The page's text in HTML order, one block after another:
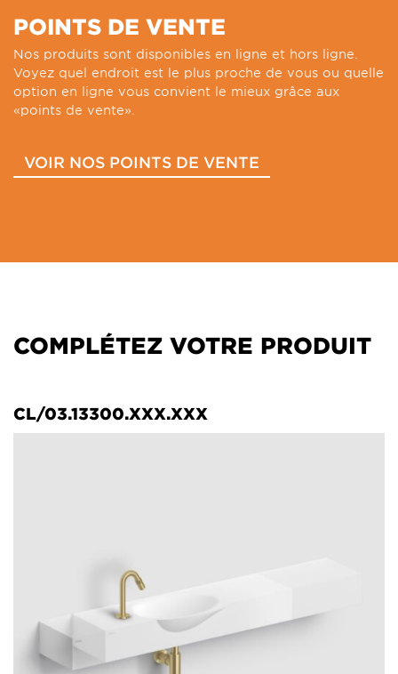
POINTS DE VENTE
Nos produits sont disponibles en ligne et hors ligne.
Voyez quel endroit est le plus proche de vous ou quelle
option en ligne vous convient le mieux grâce aux
«points de vente».
VOIR NOS POINTS DE VENTE
COMPLÉTEZ VOTRE PRODUIT
CL/03.13300.XXX.XXX